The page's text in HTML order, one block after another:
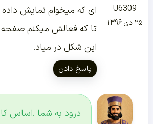
U6309
۲۵ دی ۱۳۹۶
ای که میخوام نمایش
تا که فعالش میکنم
این شکل در میاد.
پاسخ دادن
درود به شما .اساس